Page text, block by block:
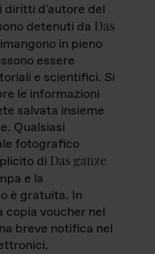
diritti d'autore del
detenuti da Das
in pieno
essere
e scientifici. Si
le informazioni
salvata insieme
Qualsiasi
fotografico
di Das ganze
e la
è gratuita. In
copia voucher nel
breve notifica nel